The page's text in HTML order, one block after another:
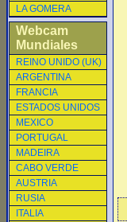
LA GOMERA
Webcam
Mundiales
REINO UNIDO (UK)
ARGENTINA
FRANCIA
ESTADOS UNIDOS
MEXICO
PORTUGAL
MADEIRA
CABO VERDE
AUSTRIA
RUSIA
ITALIA